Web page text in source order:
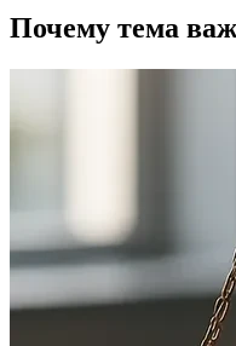
Трёхуровневая
Когда применять
Проверка UBO:
Технологии
комплаенсе
Интегрированный
TM
Почему тема